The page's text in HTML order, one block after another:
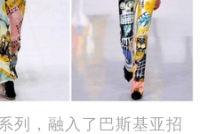
列，融入了巴斯基亚招